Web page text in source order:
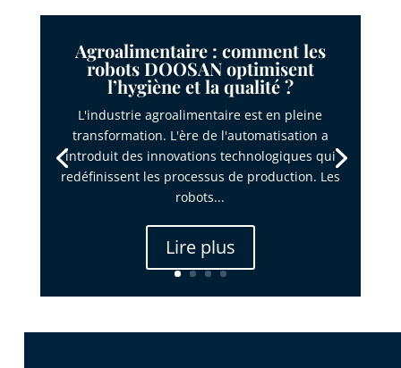
Agroalimentaire : comment les
robots DOOSAN optimisent
l’hygiène et la qualité ?
L'industrie agroalimentaire est en pleine
transformation. L'ère de l'automatisation a
introduit des innovations technologiques qui
redéfinissent les processus de production. Les
robots...
Lire plus